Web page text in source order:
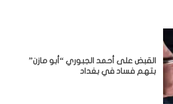
القبض على أحمد الجبوري “أبو مازن”
بتهم فساد في بغداد